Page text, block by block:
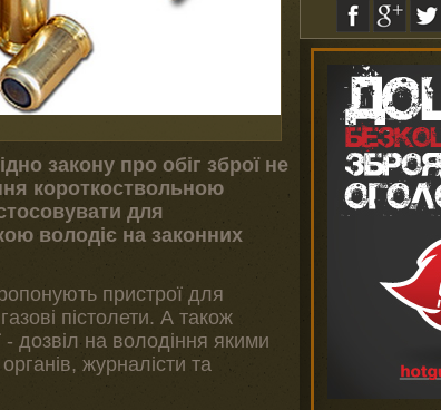
закону про обіг зброї не
короткоствольною
для
володіє на законних
пристрої для
пістолети. А також
- дозвіл на володіння якими
журналісти та